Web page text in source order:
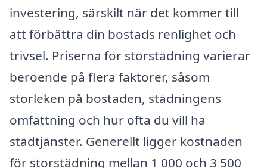
investering, särskilt när det kommer till
att förbättra din bostads renlighet och
trivsel. Priserna för storstädning varierar
beroende på flera faktorer, såsom
storleken på bostaden, städningens
omfattning och hur ofta du vill ha
städtjänster. Generellt ligger kostnaden
för storstädning mellan 1 000 och 3 500